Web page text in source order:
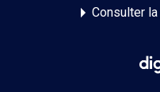
Consulter la